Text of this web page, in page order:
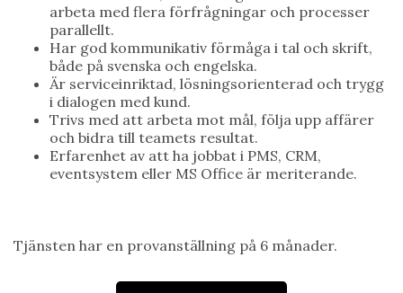
arbeta med flera förfrågningar och processer
parallellt.
Har god kommunikativ förmåga i tal och skrift,
både på svenska och engelska.
Är serviceinriktad, lösningsorienterad och trygg
i dialogen med kund.
Trivs med att arbeta mot mål, följa upp affärer
och bidra till teamets resultat.
Erfarenhet av att ha jobbat i PMS, CRM,
eventsystem eller MS Office är meriterande.
Tjänsten har en provanställning på 6 månader.